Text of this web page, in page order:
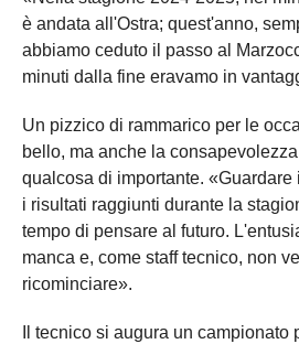
è andata all'Ostra; quest'anno,
abbiamo ceduto il passo al
minuti dalla fine eravamo in
Un pizzico di rammarico per le
bello, ma anche la
qualcosa di importante.
i risultati raggiunti durante la
tempo di pensare al futuro.
manca e, come staff tecnico, non
ricominciare».
Il tecnico si augura un